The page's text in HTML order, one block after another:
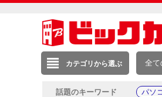
カテゴリから選ぶ 全て
話題のキーワード パソ